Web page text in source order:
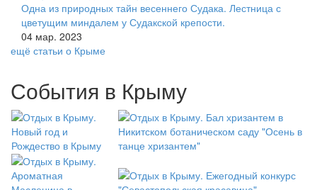
Одна из природных тайн весеннего Судака. Лестница с
цветущим миндалем у Судакской крепости.
04 мар. 2023
ещё статьи о Крыме
События в Крыму